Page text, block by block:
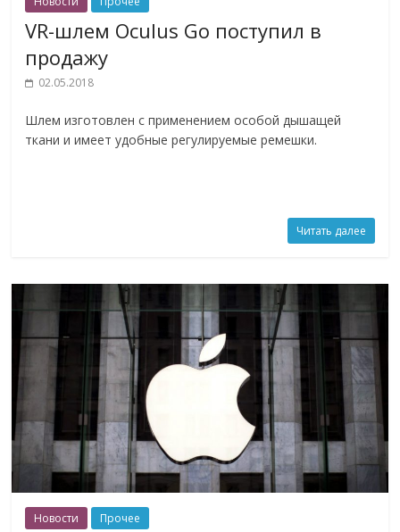
VR-шлем Oculus Go поступил в
продажу
02.05.2018
Шлем изготовлен с применением особой дышащей
ткани и имеет удобные регулируемые ремешки.
Читать далее
Новости Прочее